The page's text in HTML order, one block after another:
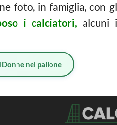
foto, in famiglia, con
i calciatori, alcuni
Donne nel pallone